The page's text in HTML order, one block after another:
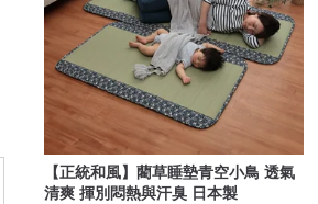
【正統和風】藺草睡墊青空小鳥 透氣
清爽 揮別悶熱與汗臭 日本製